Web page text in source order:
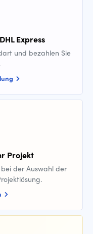
Express
und bezahlen Sie
Projekt
der Auswahl der